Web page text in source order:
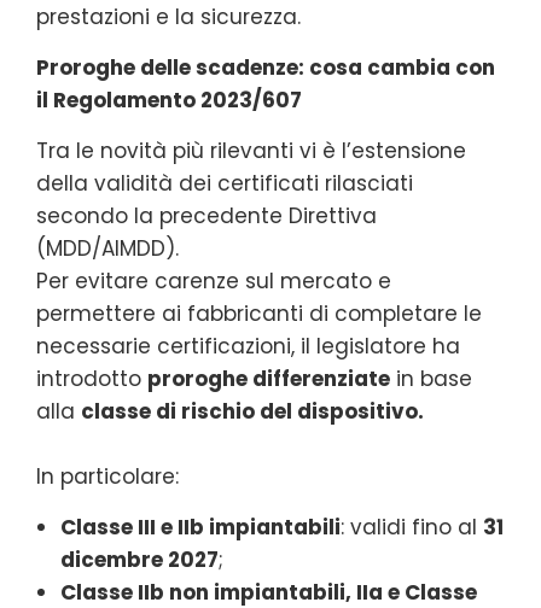
prestazioni e la sicurezza.
Proroghe delle scadenze: cosa cambia con
il Regolamento 2023/607
Tra le novità più rilevanti vi è l’estensione
della validità dei certificati rilasciati
secondo la precedente Direttiva
(MDD/AIMDD).
Per evitare carenze sul mercato e
permettere ai fabbricanti di completare le
necessarie certificazioni, il legislatore ha
introdotto proroghe differenziate in base
alla classe di rischio del dispositivo.
In particolare:
Classe III e IIb impiantabili: validi fino al 31
dicembre 2027;
Classe IIb non impiantabili, IIa e Classe